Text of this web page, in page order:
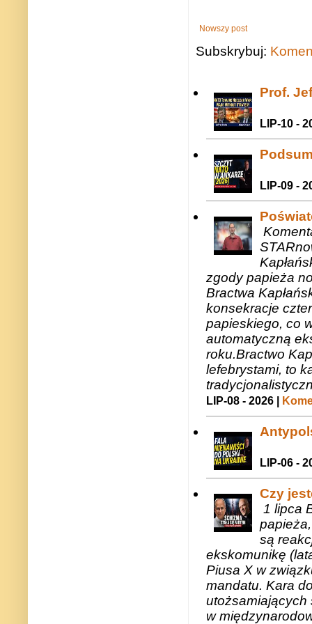
Nowszy post
Subskrybuj:
Prof.
LIP-10 -
LIP-09 -
zgody papieża
Bractwa
konsekracje
papieskiego, co
automatyczną
roku.Bractwo
lefebrystami, to
LIP-08 - 2026 |
LIP-06 -
Czy
1 lipca
są
ekskomunikę
Piusa X w
mandatu. Kara
utożsamiających
w